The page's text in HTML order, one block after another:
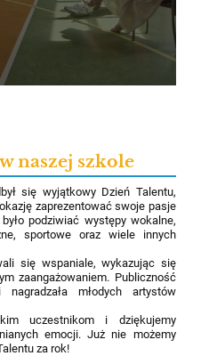
naszej szkole
się wyjątkowy Dzień Talentu,
zaprezentować swoje pasje
podziwiać występy wokalne,
sportowe oraz wiele innych
się wspaniale, wykazując się
zaangażowaniem. Publiczność
młodych artystów
uczestnikom i dziękujemy
emocji. Już nie możemy
za rok!